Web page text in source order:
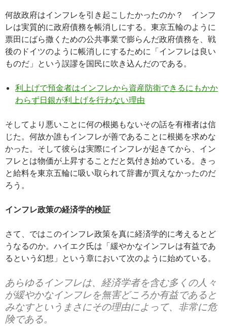
何故政府はインフレを引き起こしたかったのか？ インフ
レは実質的に政府債務を帳消しにする。東京五輪のように
票田にばら撒くための公共事業で膨らんだ政府債務を、戦
後のドイツのように帳消しにするために「インフレは良い
ものだ」という誤謬を国民に吹き込んだのである。
利上げで預金者はインフレから資産防衛できるにもかか
わらず日銀が利上げを行わない理由
そしてより悪いことに何の根拠もないその話を有権者は信
じた。何故か誰もインフレが善であることに根拠を求めな
かった。そして彼らは実際にインフレが起きてから、イン
フレとは物価が上昇することだと気付き始めている。きっ
と給料を東京五輪に吸い取られて辞書が買えなかったのだ
ろう。
インフレ政策の経済学的検証
さて、ではこのインフレ政策を真に経済学的に考えるとど
うなるのか。ハイエク氏は「緩やかなインフレは有益であ
るという幻想」という章において次のように始めている。
あらゆるインフレは、経済学者を含む多くの人々
が緩やかなインフレを無害どころか有益であると
みなすというまさにその理由によって、非常に危
険である。